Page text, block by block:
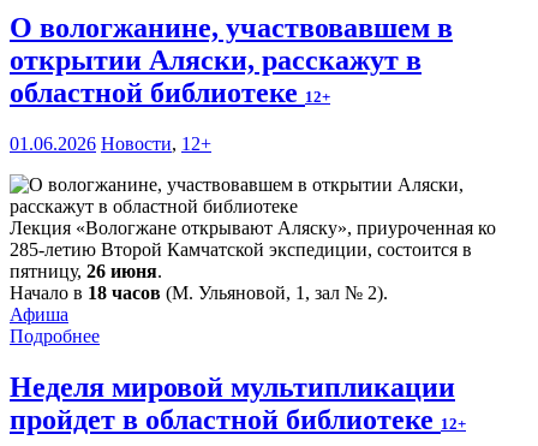
О вологжанине, участвовавшем в
открытии Аляски, расскажут в
областной библиотеке 12+
01.06.2026 Новости, 12+
Лекция «Вологжане открывают Аляску», приуроченная ко
285-летию Второй Камчатской экспедиции, состоится в
пятницу, 26 июня.
Начало в 18 часов (М. Ульяновой, 1, зал № 2).
Афиша
Подробнее
Неделя мировой мультипликации
пройдет в областной библиотеке 12+